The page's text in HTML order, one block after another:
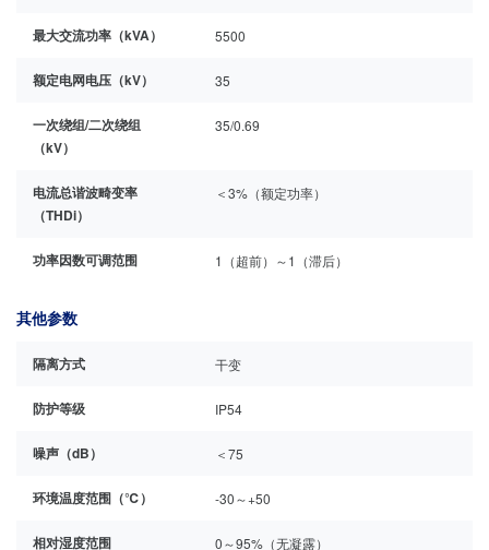
最大交流功率（kVA） 5500
额定电网电压（kV） 35
一次绕组/二次绕组
（kV）
35/0.69
电流总谐波畸变率
（THDi）
＜3%（额定功率）
功率因数可调范围 1（超前）～1（滞后）
其他参数
隔离方式 干变
防护等级 IP54
噪声（dB） ＜75
环境温度范围（℃） -30～+50
相对湿度范围 0～95%（无凝露）